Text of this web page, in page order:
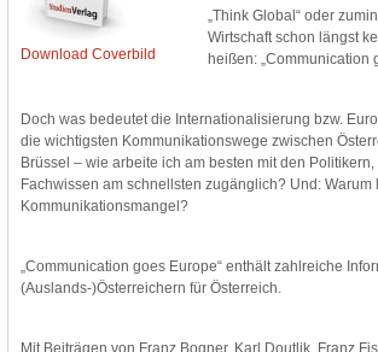
Download Coverbild
„Think Global“ oder
Wirtschaft schon längst
heißen: „Communication
Doch was bedeutet die Internationalisierung bzw.
die wichtigsten Kommunikationswege zwischen
Brüssel – wie arbeite ich am besten mit den
Fachwissen am schnellsten zugänglich? Und:
Kommunikationsmangel?
„Communication goes Europe“ enthält zahlreiche
(Auslands-)Österreichern für Österreich.